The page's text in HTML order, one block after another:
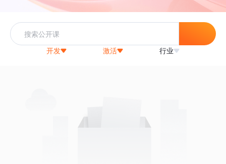
开发 激活 行业